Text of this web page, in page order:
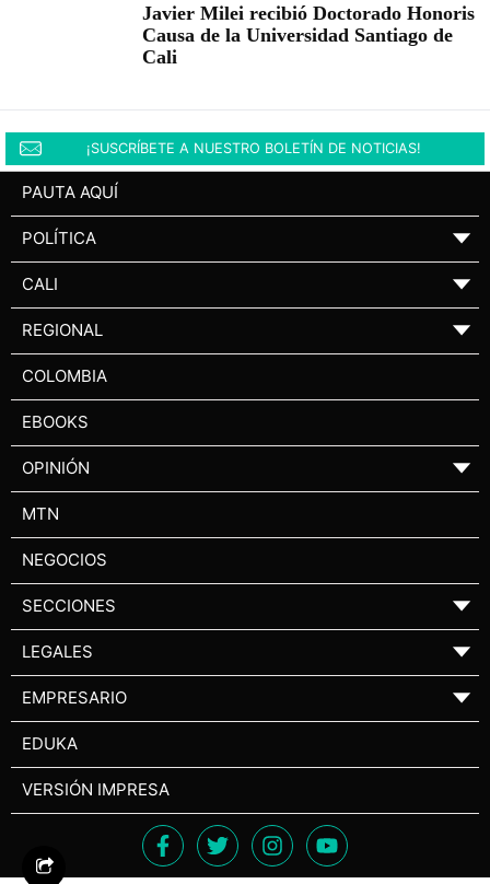
Javier Milei recibió Doctorado Honoris
Causa de la Universidad Santiago de
Cali
¡SUSCRÍBETE A NUESTRO BOLETÍN DE NOTICIAS!
PAUTA AQUÍ
POLÍTICA ▼
CALI ▼
REGIONAL ▼
COLOMBIA
EBOOKS
OPINIÓN ▼
MTN
NEGOCIOS
SECCIONES ▼
LEGALES ▼
EMPRESARIO ▼
EDUKA
VERSIÓN IMPRESA